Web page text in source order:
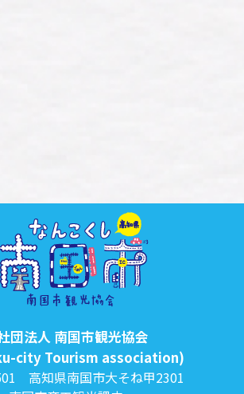
団法人 南国市観光協会
city Tourism association)
高知県南国市大そね甲2301